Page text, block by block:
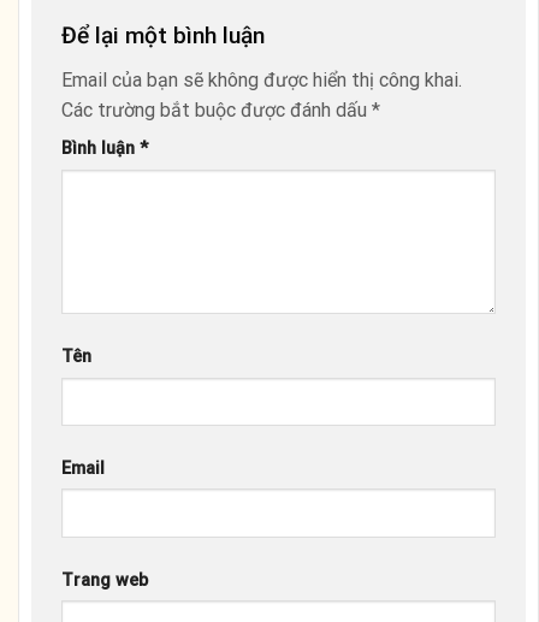
Để lại một bình luận
Email của bạn sẽ không được hiển thị công khai.
Các trường bắt buộc được đánh dấu *
Bình luận *
Tên
Email
Trang web